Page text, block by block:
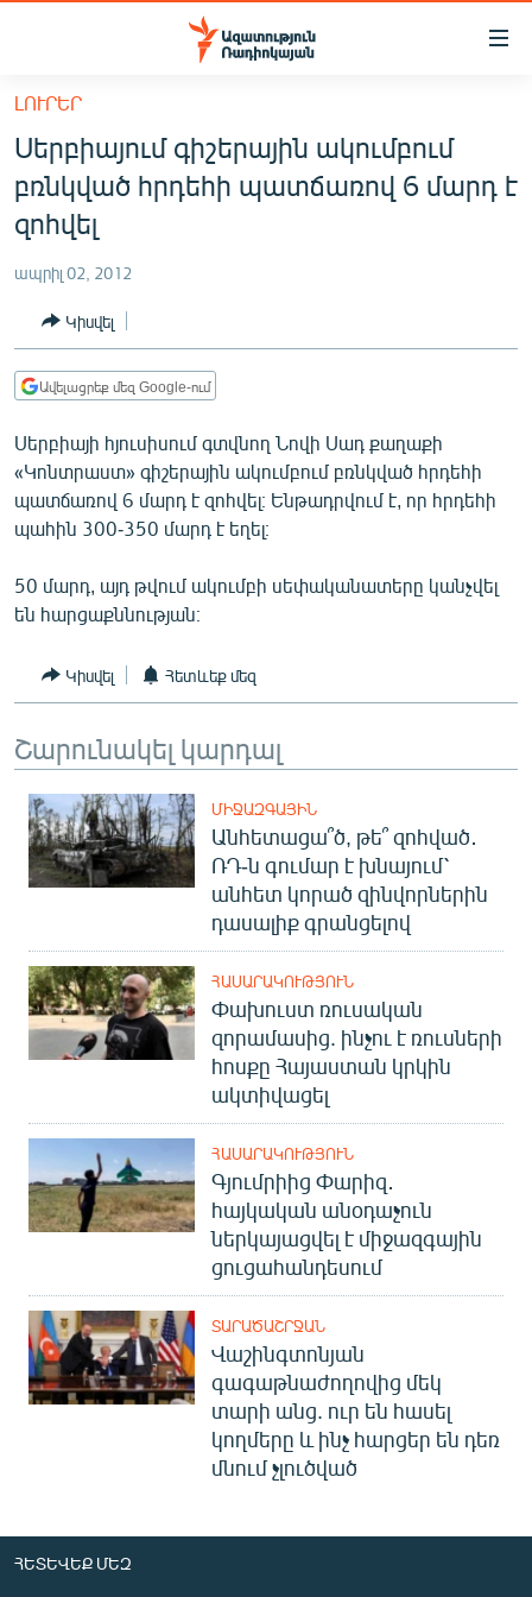
Մատչելիության
հիմնական
բովանդակությանը
Անցնել
հիմնական
մենյուին
ՀԱՅԱՍՏԱՆ
ՔԱՂԱՔԱԿԱՆ
ՀԱՍԱՐԱԿՈՒԹՅՈՒՆ
ՏՆՏԵՍՈՒԹՅՈՒՆ
ՊԱՏԵՐԱԶՄԻ 6 ՇԱԲԱԹՆԵՐԸ
ՏԱՐԱԾԱՇՐՋԱՆ
ՄՇԱԿՈՒՅԹ
ՄԵԿՆԱԲԱՆՈՒԹՅՈՒՆ
ԿՈՐՈՆԱՎԻՐՈՒՍ
ԱՐԽԻՎ
ՏԵՍԱՆՅՈՒԹԵՐ
ԲԱՆԱՎԵՃ
ՁԳՏԵԼՈՎ ԼԱՎԱԳՈՒՅՆԻՆ
ՓՈԴՔԱՍԹ
Հայերեն
Русский
ՀԵՏԵՎԵՔ ՄԵԶ
«Ազատության» բոլոր կայքերը
ԼՈՒՐԵՐ
Սերբիայում գիշերային ակումբում
բռնկված հրդեհի պատճառով 6 մարդ է
զոհվել
ապրիլ 02, 2012
Կիսվել
Ավելացրեք մեզ Google-ում
Սերբիայի հյուսիսում գտվնող Նովի Սադ քաղաքի
«Կոնտրաստ» գիշերային ակումբում բռնկված հրդեհի
պատճառով 6 մարդ է զոհվել։ Ենթադրվում է, որ հրդեհի
պահին 300-350 մարդ է եղել։
50 մարդ, այդ թվում ակումբի սեփականատերը կանչվել
են հարցաքննության։
Կիսվել Հետևեք մեզ
Շարունակել կարդալ
ՄԻՋԱԶԳԱՅԻՆ
Անհետացա՞ծ, թե՞ զոհված․
ՌԴ-ն գումար է խնայում՝
անհետ կորած զինվորներին
դասալիք գրանցելով
ՀԱՍԱՐԱԿՈՒԹՅՈՒՆ
Փախուստ ռուսական
զորամասից. ինչու է ռուսների
հոսքը Հայաստան կրկին
ակտիվացել
ՀԱՍԱՐԱԿՈՒԹՅՈՒՆ
Գյումրիից Փարիզ․
հայկական անօդաչուն
ներկայացվել է միջազգային
ցուցահանդեսում
ՏԱՐԱԾԱՇՐՋԱՆ
Վաշինգտոնյան
գագաթնաժողովից մեկ
տարի անց. ուր են հասել
կողմերը և ինչ հարցեր են դեռ
մնում չլուծված
ՀԵՏԵՎԵՔ ՄԵԶ